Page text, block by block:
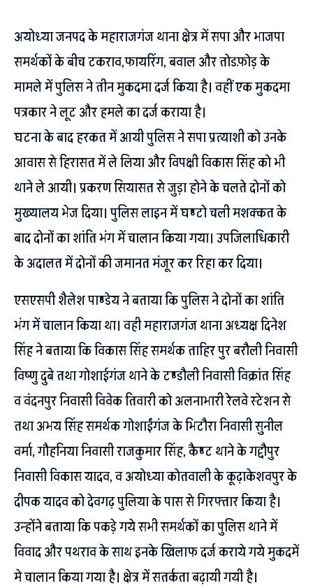
अयोध्या जनपद के महाराजगंज थाना क्षेत्र में सपा और भाजपा
समर्थकों के बीच टकराव,फायरिंग, बवाल और तोडफ़ोड़ के
मामले में पुलिस ने तीन मुकदमा दर्ज किया है। वहीं एक मुकदमा
पत्रकार ने लूट और हमले का दर्ज कराया है।
घटना के बाद हरकत में आयी पुलिस ने सपा प्रत्याशी को उनके
आवास से हिरासत में ले लिया और विपक्षी विकास सिंह को भी
थाने ले आयी। प्रकरण सियासत से जुड़ा होने के चलते दोनों को
मुख्यालय भेज दिया। पुलिस लाइन में घण्टो चली मशक्कत के
बाद दोनों का शांति भंग में चालान किया गया। उपजिलाधिकारी
के अदालत में दोनों की जमानत मंजूर कर रिहा कर दिया।
एसएसपी शैलेश पाण्डेय ने बताया कि पुलिस ने दोनों का शांति
भंग में चालान किया था। वही महाराजगंज थाना अध्यक्ष दिनेश
सिंह ने बताया कि विकास सिंह समर्थक ताहिर पुर बरौली निवासी
विष्णु दुबे तथा गोशाईगंज थाने के टण्डौली निवासी विक्रांत सिंह
व वंदनपुर निवासी विवेक तिवारी को अलनाभारी रेलवे स्टेशन से
तथा अभय सिंह समर्थक गोशाईंगंज के भिटौरा निवासी सुनील
वर्मा, गौहनिया निवासी राजकुमार सिंह, कैण्ट थाने के गद्दौपुर
निवासी विकास यादव, व अयोध्या कोतवाली के कूढ़ाकेशवपुर के
दीपक यादव को देवगढ़ पुलिया के पास से गिरफ्तार किया है।
उन्होंने बताया कि पकड़े गये सभी समर्थकों का पुलिस थाने में
विवाद और पथराव के साथ इनके खिलाफ दर्ज कराये गये मुकदमें
मे चालान किया गया है। क्षेत्र में सतर्कता बढ़ायी गयी है।